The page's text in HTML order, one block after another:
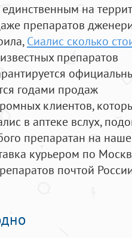
на
препаратов
, Сиалис сколько
препаратов
годами продаж
клиентов,
в аптеке вслух,
препаратан на
курьером по
почтой